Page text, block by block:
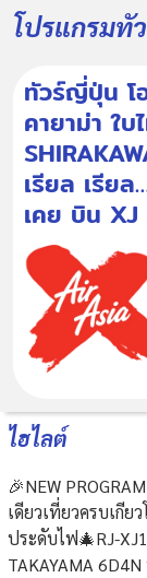
โปรแกรมทั
ทัวร์ญี่ปุ่น โอ
คายาม่า ใบ
เรียล เรีย
เคย บิน XJ
ไฮไลต์
🎉NEW
เดียวเที่ยวครบเกีย
ประดับไฟ🎄RJ-
TAKAYAMA